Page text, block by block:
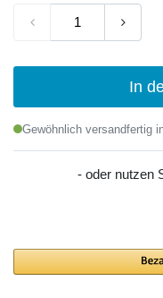
In
Gewöhnlich versandfertig
- oder nutzen